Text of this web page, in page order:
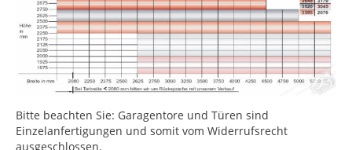
Bitte beachten Sie: Garagentore und Türen sind
Einzelanfertigungen und somit vom Widerrufsrecht
ausgeschlossen.